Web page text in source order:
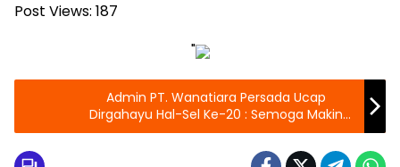
Post Views: 187
"
Admin PT. Wanatiara Persada Ucap
Dirgahayu Hal-Sel Ke-20 : Semoga Makin
Maju dan Sejatera